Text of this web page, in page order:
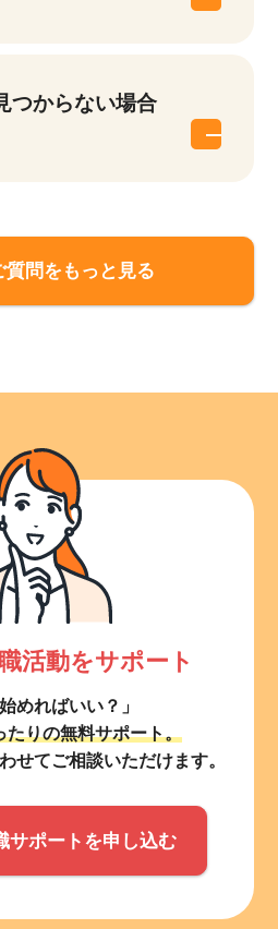
つからない場合
質問をもっと見る
活動をサポート
めればいい？」
りの無料サポート。
せてご相談いただけます。
サポートを申し込む